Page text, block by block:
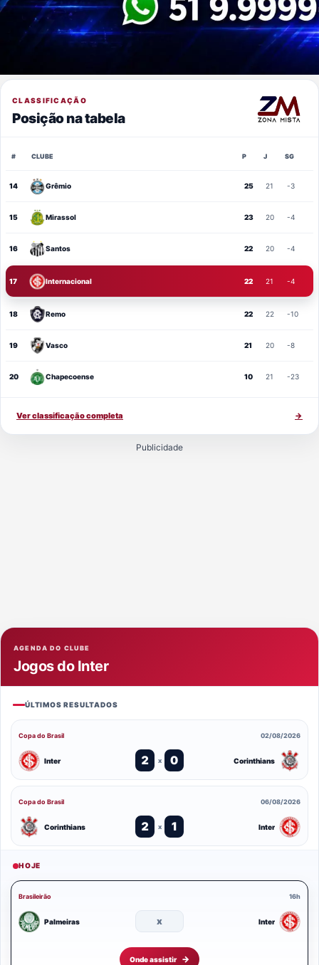
CLASSIFICAÇÃO
Posição na tabela
# CLUBE P J SG
14 Grêmio 25 21 -3
15 Mirassol 23 20 -4
16 Santos 22 20 -4
17 Internacional 22 21 -4
18 Remo 22 22 -10
19 Vasco 21 20 -8
20 Chapecoense 10 21 -23
Ver classificação completa →
Publicidade
AGENDA DO CLUBE
Jogos do Inter
ÚLTIMOS RESULTADOS
Copa do Brasil 02/08/2026
Inter 2 x 0 Corinthians
Copa do Brasil 06/08/2026
Corinthians 2 x 1 Inter
HOJE
Brasileirão 16h
Palmeiras x Inter
Onde assistir